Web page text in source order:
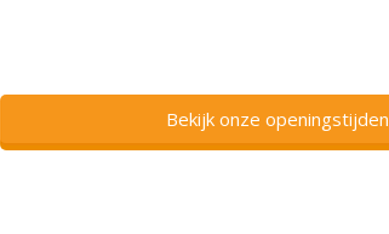
Bekijk onze openingstijden